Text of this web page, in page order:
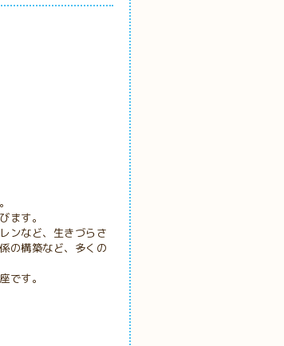
ます。
ンなど、生きづらさ
の構築など、多くの
です。